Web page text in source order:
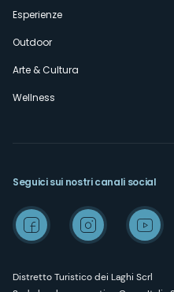
Esperienze
Outdoor
Arte & Cultura
Wellness
Distretto Turistico dei Laghi Scrl
Seguici sui nostri canali social